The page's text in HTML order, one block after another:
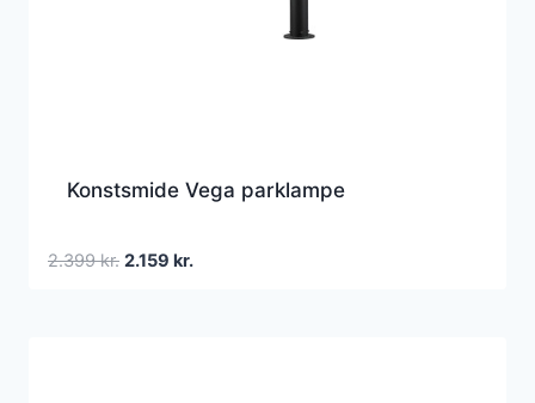
Konstsmide Vega parklampe
2.399kr. Den
2.159 kr.